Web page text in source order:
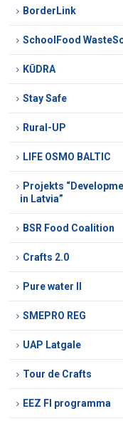
BorderLink
SchoolFood
KŪDRA
Stay Safe
Rural-UP
LIFE OSMO BALTIC
Projekts
in Latvia”
BSR Food Coalition
Crafts 2.0
Pure water II
SMEPRO REG
UAP Latgale
Tour de Crafts
EEZ FI programma